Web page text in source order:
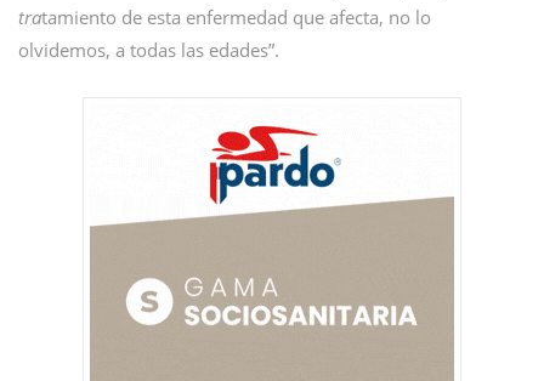
tratamiento de esta enfermedad que afecta, no lo
olvidemos, a todas las edades”.